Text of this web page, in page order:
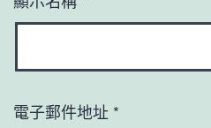
電子郵件地址 *